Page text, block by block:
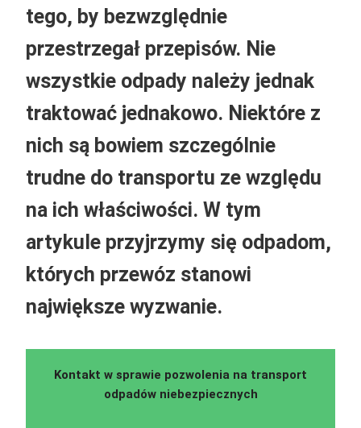
tego, by bezwzględnie
przestrzegał przepisów. Nie
wszystkie odpady należy jednak
traktować jednakowo. Niektóre z
nich są bowiem szczególnie
trudne do transportu ze względu
na ich właściwości. W tym
artykule przyjrzymy się odpadom,
których przewóz stanowi
największe wyzwanie.
Kontakt w sprawie pozwolenia na transport
odpadów niebezpiecznych